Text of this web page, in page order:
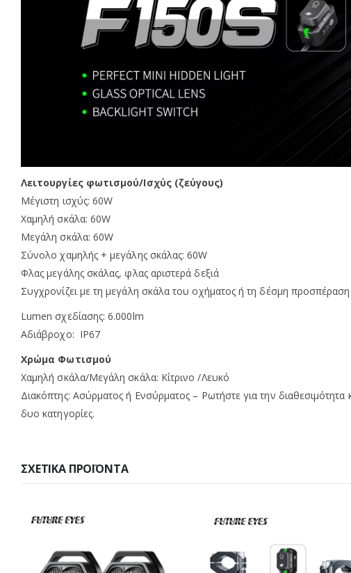
Λειτουργίες φωτισμού/Ισχύς (ζεύγους)
Μέγιστη ισχύς: 60W
Χαμηλή σκάλα: 60W
Μεγάλη σκάλα: 60W
Σύνολο χαμηλής + μεγάλης σκάλας: 60W
Φλας μεγάλης σκάλας, φλας αριστερά δεξιά
Συγχρονίζει με τη μεγάλη σκάλα του οχήματος ή τη δέσμη
Lumen σχεδίασης: 6.000lm
Αδιάβροχο: IP67
Χρώμα Φωτισμού
Χαμηλή σκάλα/Μεγάλη σκάλα: Κίτρινο /Λευκό
Διακόπτης: Ασύρματος ή Ενσύρματος – Ρωτήστε για την
δυο κατηγορίες.
ΣΧΕΤΙΚΆ ΠΡΟΪΌΝΤΑ